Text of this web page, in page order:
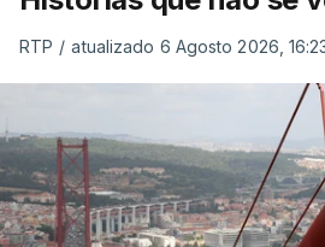
RTP / atualizado 6 Agosto 2026,